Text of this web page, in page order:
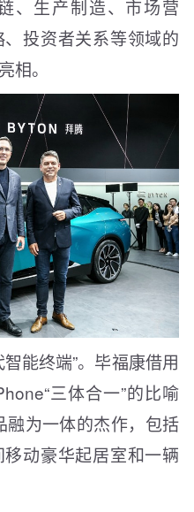
、生产制造、市场营
投资者关系等领域的
相。
能终端”。毕福康借用
三体合一”的比喻
融为一体的杰作，包括
动豪华起居室和一辆